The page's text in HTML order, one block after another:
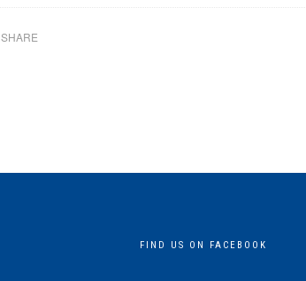
SHARE
FIND US ON FACEBOOK